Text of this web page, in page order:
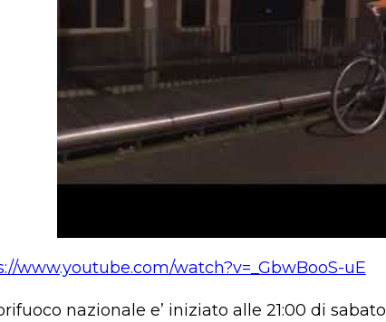
www.youtube.com/watch?v=_GbwBooS-uE
nazionale e’ iniziato alle 21:00 di sabato